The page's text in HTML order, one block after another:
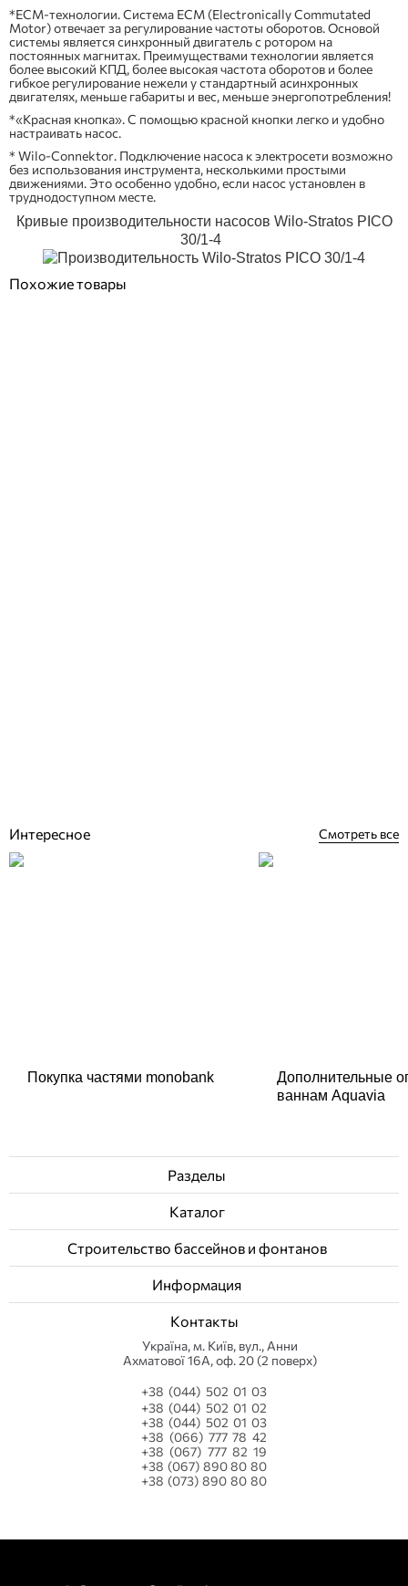
*ЕСМ-технологии. Система ЕСМ (Electronically Commutated
Motor) отвечает за регулирование частоты оборотов. Основой
системы является синхронный двигатель с ротором на
постоянных магнитах. Преимуществами технологии является
более высокий КПД, более высокая частота оборотов и более
гибкое регулирование нежели у стандартный асинхронных
двигателях, меньше габариты и вес, меньше энергопотребления!
*«Красная кнопка». С помощью красной кнопки легко и удобно
настраивать насос.
* Wilo-Connektor. Подключение насоса к электросети возможно
без использования инструмента, несколькими простыми
движениями. Это особенно удобно, если насос установлен в
труднодоступном месте.
Кривые производительности насосов Wilo-Stratos PICO
30/1-4
Похожие товары
Интересное Смотреть все
Покупка частями monobank
Дополнительные
ваннам Aquavia
Разделы
Каталог
Строительство бассейнов и фонтанов
Информация
Контакты
Українa, м. Київ, вул., Анни
Ахматової 16А, оф. 20 (2 поверх)
+38 (044) 502 01 03
+38 (044) 502 01 02
+38 (044) 502 01 03
+38 (066) 777 78 42
+38 (067) 777 82 19
+38 (067) 890 80 80
+38 (073) 890 80 80